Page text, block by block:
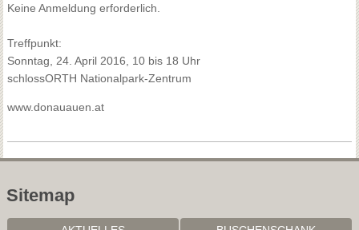
Keine Anmeldung erforderlich.
Treffpunkt:
Sonntag, 24. April 2016, 10 bis 18 Uhr
schlossORTH Nationalpark-Zentrum
www.donauauen.at
Sitemap